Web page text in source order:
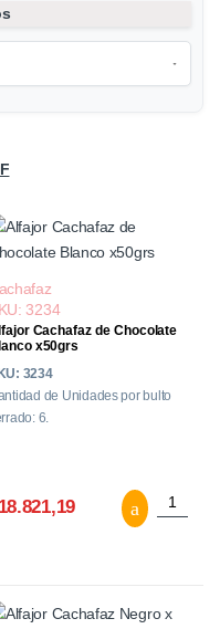
72 % Cacao x12un
3234
Cachafaz de Chocolate
x50grs
3234
de Unidades por bulto
6.
Alfajor